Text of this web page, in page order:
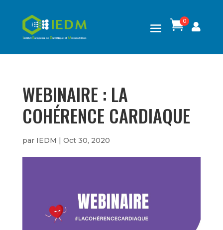
0

WEBINAIRE : LA
COHÉRENCE CARDIAQUE
par IEDM | Oct 30, 2020